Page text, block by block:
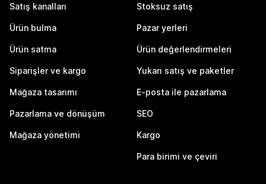
Satış kanalları
Ürün bulma
Ürün satma
Siparişler ve kargo
Mağaza tasarımı
Pazarlama ve dönüşüm
Mağaza yönetimi
Stoksuz satış
Pazar yerleri
Ürün değerlendirmeleri
Yukarı satış ve paketler
E-posta ile pazarlama
SEO
Kargo
Para birimi ve çeviri